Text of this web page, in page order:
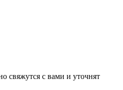
свяжутся с вами и уточнят